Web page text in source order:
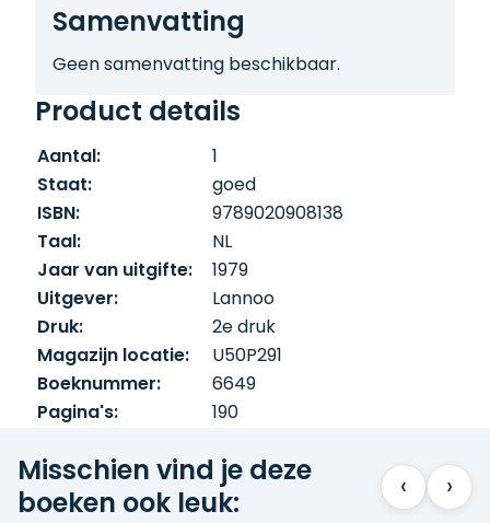
Samenvatting
Geen samenvatting beschikbaar.
Product details
Aantal:
1
Staat:
goed
ISBN:
9789020908138
Taal:
NL
Jaar van uitgifte:
1979
Uitgever:
Lannoo
Druk:
2e druk
Magazijn locatie:
U50P291
Boeknummer:
6649
Pagina's:
190
Misschien vind je deze
boeken ook leuk:
‹ ›